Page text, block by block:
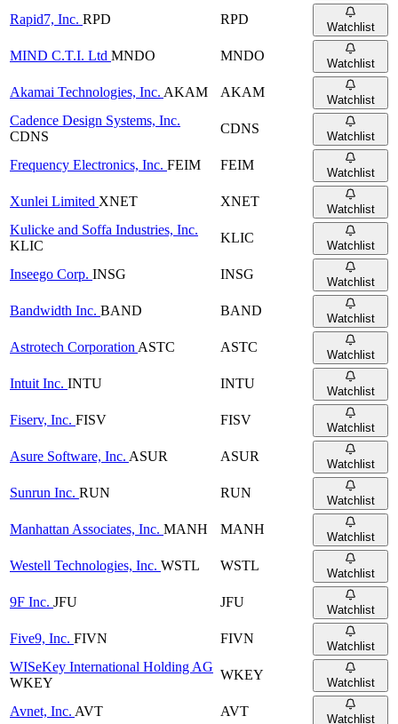
Rapid7, Inc. RPD RPD
Watchlist
MIND C.T.I. Ltd MNDO MNDO
Watchlist
Akamai Technologies, Inc. AKAM AKAM
Watchlist
Cadence Design Systems, Inc.
CDNS
CDNS
Watchlist
Frequency Electronics, Inc. FEIM FEIM
Watchlist
Xunlei Limited XNET XNET
Watchlist
Kulicke and Soffa Industries, Inc.
KLIC
KLIC
Watchlist
Inseego Corp. INSG INSG
Watchlist
Bandwidth Inc. BAND BAND
Watchlist
Astrotech Corporation ASTC ASTC
Watchlist
Intuit Inc. INTU INTU
Watchlist
Fiserv, Inc. FISV FISV
Watchlist
Asure Software, Inc. ASUR ASUR
Watchlist
Sunrun Inc. RUN RUN
Watchlist
Manhattan Associates, Inc. MANH MANH
Watchlist
Westell Technologies, Inc. WSTL WSTL
Watchlist
9F Inc. JFU JFU
Watchlist
Five9, Inc. FIVN FIVN
Watchlist
WISeKey International Holding AG
WKEY
WKEY
Watchlist
Avnet, Inc. AVT AVT
Watchlist